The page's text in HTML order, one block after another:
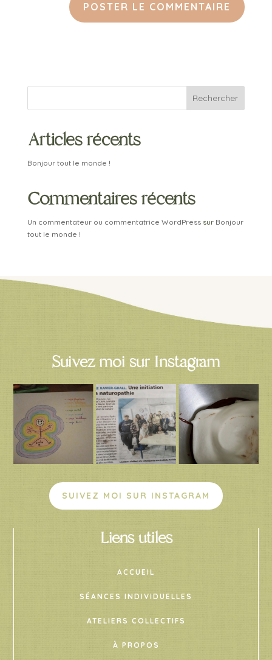
Rechercher
Articles récents
Bonjour tout le monde !
Commentaires récents
Un commentateur ou commentatrice WordPresssur Bonjour
tout le monde !
Suivez moi sur Instagram
SUIVEZ MOI SUR INSTAGRAM
Liens utiles
ACCUEIL
SÉANCES INDIVIDUELLES
ATELIERS COLLECTIFS
À PROPOS